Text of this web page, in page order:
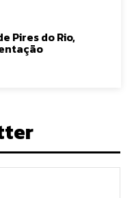
Pires do Rio,